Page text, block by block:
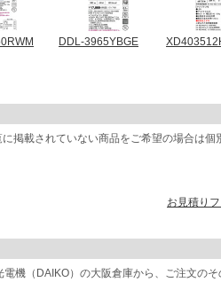
DDL-3965YBGE
掲載されていない商品をご希望の場合は個
お見積り
（DAIKO）の大阪倉庫から、ご注文のそ